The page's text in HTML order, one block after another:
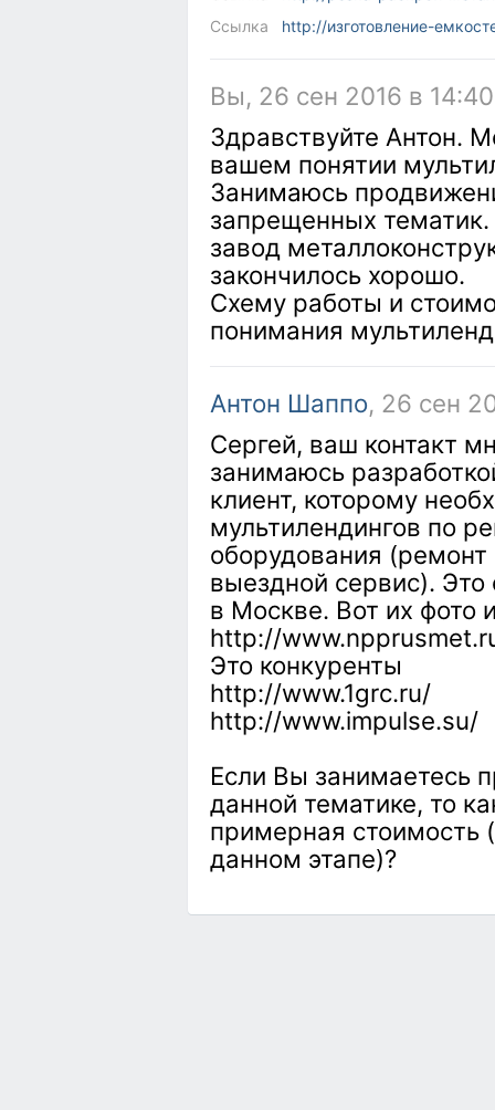
Ссылка
http://изготовление-
Вы, 26 сен 2016 в
Здравствуйте Антон.
вашем понятии
Занимаюсь
запрещенных
завод
закончилось хорошо.
Схему работы и
понимания
Антон Шаппо, 26 сен
Сергей, ваш контакт
занимаюсь
клиент, которому
мультилендингов по
оборудования
выездной сервис). Это
в Москве. Вот их фото
http://
Это конкуренты
http://www.1grc.ru/
http://www.impulse.su/
Если Вы занимаетесь
данной тематике, то
примерная стоимость
данном этапе)?